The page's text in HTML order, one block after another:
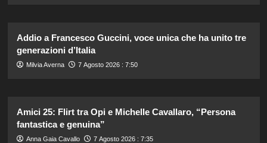
Addio a Francesco Guccini, voce unica che ha unito tre
generazioni d’Italia
Milvia Averna 7 Agosto 2026 : 7:50
Amici 25: Flirt tra Opi e Michelle Cavallaro, “Persona
fantastica e genuina”
Anna Gaia Cavallo 7 Agosto 2026 : 7:35